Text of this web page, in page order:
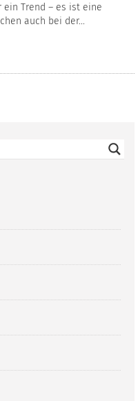
Trend – es ist eine
auch bei der...